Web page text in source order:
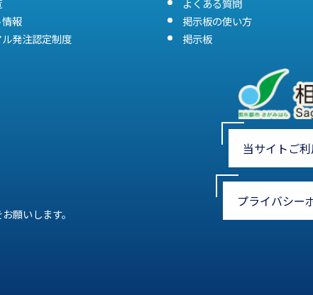
報
ル発注認定制度
よくある質問
掲示板の使い方
掲示板
願いします。
当サイトご
プライバシー